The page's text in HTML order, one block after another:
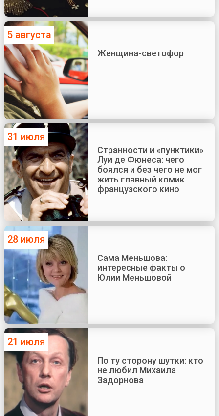
5 августа
Женщина-светофор
31 июля
Странности и «пунктики»
Луи де Фюнеса: чего
боялся и без чего не мог
жить главный комик
французского кино
28 июля
Сама Меньшова:
интересные факты о
Юлии Меньшовой
21 июля
По ту сторону шутки: кто
не любил Михаила
Задорнова